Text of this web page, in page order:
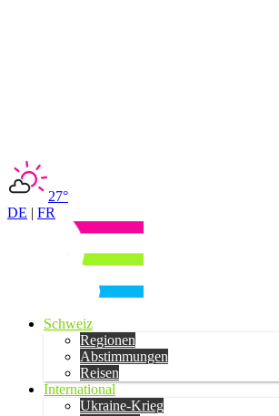
27°
DE | FR
Schweiz
Regionen
Abstimmungen
Reisen
International
Ukraine-Krieg